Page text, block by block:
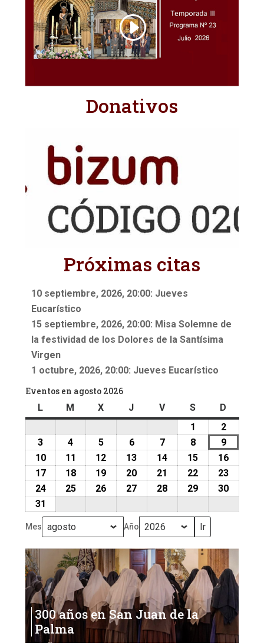
Donativos
Próximas citas
10 septiembre, 2026, 20:00: Jueves
Eucarístico
15 septiembre, 2026, 20:00: Misa Solemne de
la festividad de los Dolores de la Santísima
Virgen
1 octubre, 2026, 20:00: Jueves Eucarístico
Eventos en agosto 2026
LlunesM martes
Xmiércoles
J jueves
Vviernes
Ssábado
D
1
agosto,
2026
22
agosto,
2026
3
agosto,
2026
4
agosto,
2026
55
agosto,
2026
66
agosto,
2026
77
agosto,
2026
88
agosto,
2026
99
agosto,
2026
1010
agosto,
2026
11
agosto,
2026
12
agosto,
2026
13
agosto,
2026
14
agosto,
2026
15
agosto,
2026
16
1717
agosto,
1818
agosto,
19
agosto,
20
agosto,
21
agosto,
22
agosto,
23
2424
2026
2525
2026
26
2026
27
2026
28
2026
29
2026
30
31
agosto,
2026
Mes Año
300 años en San Juan de la
Palma